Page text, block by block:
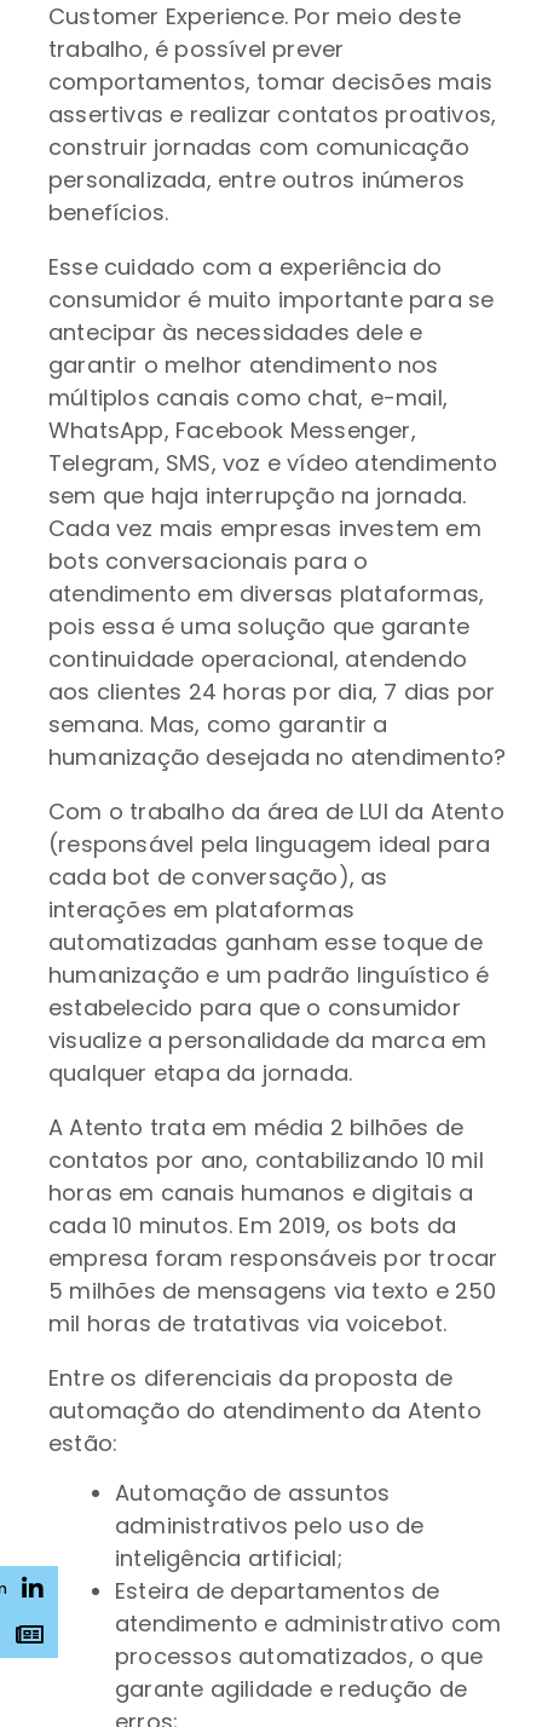
Customer Experience. Por meio deste
trabalho, é possível prever
comportamentos, tomar decisões mais
assertivas e realizar contatos proativos,
construir jornadas com comunicação
personalizada, entre outros inúmeros
benefícios.
Esse cuidado com a experiência do
consumidor é muito importante para se
antecipar às necessidades dele e
garantir o melhor atendimento nos
múltiplos canais como chat, e-mail,
WhatsApp, Facebook Messenger,
Telegram, SMS, voz e vídeo atendimento
sem que haja interrupção na jornada.
Cada vez mais empresas investem em
bots conversacionais para o
atendimento em diversas plataformas,
pois essa é uma solução que garante
continuidade operacional, atendendo
aos clientes 24 horas por dia, 7 dias por
semana. Mas, como garantir a
humanização desejada no atendimento?
Com o trabalho da área de LUI da Atento
(responsável pela linguagem ideal para
cada bot de conversação), as
interações em plataformas
automatizadas ganham esse toque de
humanização e um padrão linguístico é
estabelecido para que o consumidor
visualize a personalidade da marca em
qualquer etapa da jornada.
A Atento trata em média 2 bilhões de
contatos por ano, contabilizando 10 mil
horas em canais humanos e digitais a
cada 10 minutos. Em 2019, os bots da
empresa foram responsáveis por trocar
5 milhões de mensagens via texto e 250
mil horas de tratativas via voicebot.
Entre os diferenciais da proposta de
automação do atendimento da Atento
estão:
Automação de assuntos
administrativos pelo uso de
inteligência artificial;
Esteira de departamentos de
atendimento e administrativo com
processos automatizados, o que
garante agilidade e redução de